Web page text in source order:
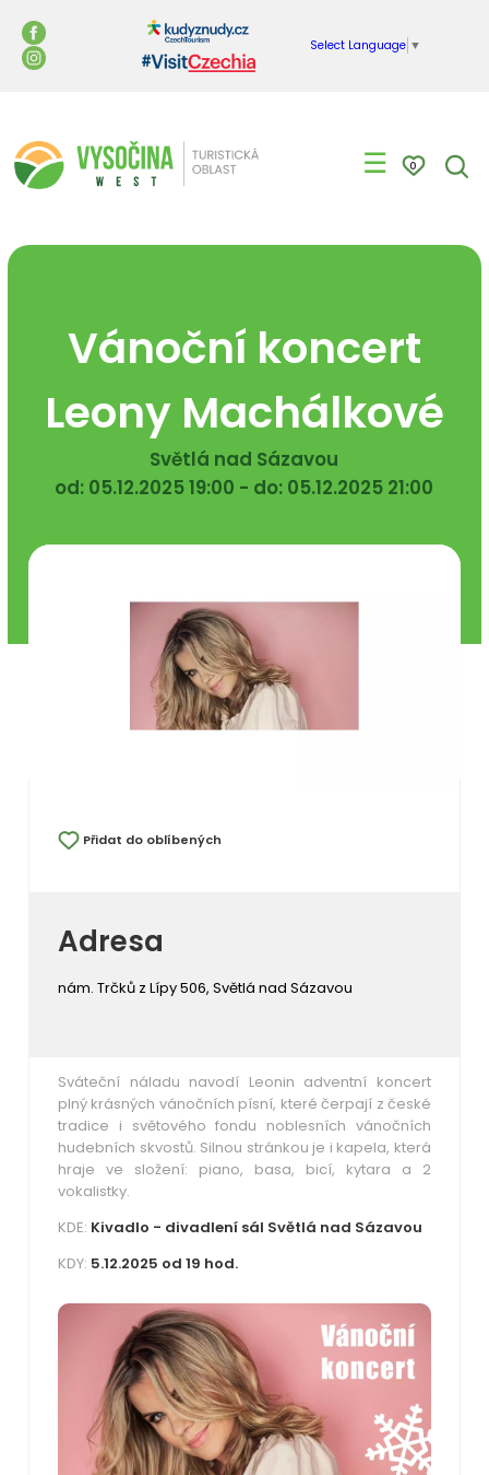
Select Language ▼
☰ 0
Vánoční koncert
Leony Machálkové
Světlá nad Sázavou
od: 05.12.2025 19:00 - do: 05.12.2025 21:00
Přidat do oblíbených
Adresa
nám. Trčků z Lípy 506, Světlá nad Sázavou
Sváteční náladu navodí Leonin adventní koncert
plný krásných vánočních písní, které čerpají z české
tradice i světového fondu noblesních vánočních
hudebních skvostů. Silnou stránkou je i kapela, která
hraje ve složení: piano, basa, bicí, kytara a 2
vokalistky.
KDE: Kivadlo - divadlení sál Světlá nad Sázavou
KDY: 5.12.2025 od 19 hod.